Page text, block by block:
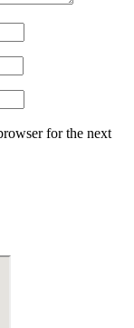
for the next